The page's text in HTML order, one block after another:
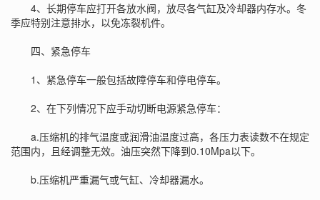
4、长期停车应打开各放水阀，放尽各气缸及冷却器内存水。冬
季应特别注意排水，以免冻裂机件。
四、紧急停车
1、紧急停车一般包括故障停车和停电停车。
2、在下列情况下应手动切断电源紧急停车：
a.压缩机的排气温度或润滑油温度过高，各压力表读数不在规定
范围内，且经调整无效。油压突然下降到0.10Mpa以下。
b.压缩机严重漏气或气缸、冷却器漏水。